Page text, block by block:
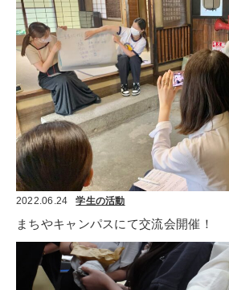
2022.06.24 学生の活動
まちやキャンパスにて交流会開催！